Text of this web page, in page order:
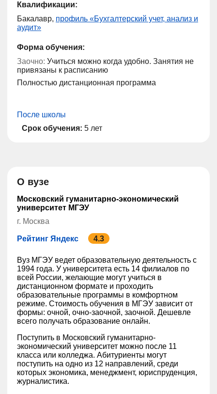
Квалификации:
Бакалавр, профиль «Бухгалтерский учет, анализ и
аудит»
Форма обучения:
Заочно: Учиться можно когда удобно. Занятия не
привязаны к расписанию
Полностью дистанционная программа
После школы
Срок обучения: 5 лет
О вузе
Московский гуманитарно-экономический
университет МГЭУ
г. Москва
Рейтинг Яндекс 4.3
Вуз МГЭУ ведет образовательную деятельность с
1994 года. У университета есть 14 филиалов по
всей России, желающие могут учиться в
дистанционном формате и проходить
образовательные программы в комфортном
режиме. Стоимость обучения в МГЭУ зависит от
формы: очной, очно-заочной, заочной. Дешевле
всего получать образование онлайн.
Поступить в Московский гуманитарно-
экономический университет можно после 11
класса или колледжа. Абитуриенты могут
поступить на одно из 12 направлений, среди
которых экономика, менеджмент, юриспруденция,
журналистика.